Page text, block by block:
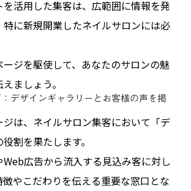
活用した集客は、広範囲に情報を発
に新規開業したネイルサロンには必
ージを駆使して、あなたのサロンの魅
ましょう。
デザインギャラリーとお客様の声を掲
ジは、ネイルサロン集客において「デ
割を果たします。
広告から流入する見込み客に対し
やこだわりを伝える重要な窓口とな